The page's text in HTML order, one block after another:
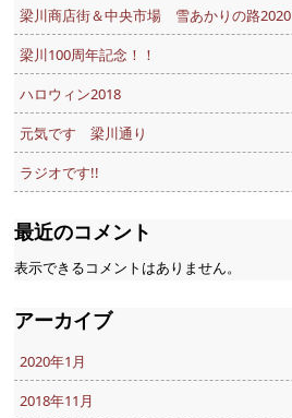
梁川商店街＆中央市場 雪あかりの路2020
梁川100周年記念！！
ハロウィン2018
元気です 梁川通り
ラジオです!!
最近のコメント
表示できるコメントはありません。
アーカイブ
2020年1月
2018年11月